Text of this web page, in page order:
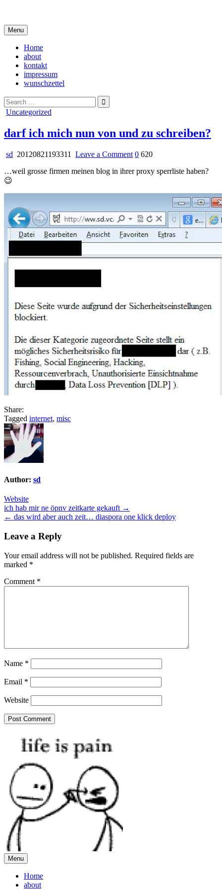
content
Menu
Home
about
kontakt
impressum
wunschzettel
Search
for:
Posted
Uncategorized
darf ich mich nun von und zu schreiben?
sd 20120821193311 Leave a Commenton
ich
zu
schreiben?
0 620
…weil grosse firmen meinen blog in ihrer proxy sperrliste haben?
😉
Share:
Tagged internet, misc
Author: sd
Website
Post
navigation
ich hab mir ne öpnv zeitkarte gekauft →
← das wird aber auch zeit… diaspora one klick deploy
Leave a Reply
Your email address will not be published. Required fields are
marked *
Comment *
Name *
Email *
Website
Menu
Home
about